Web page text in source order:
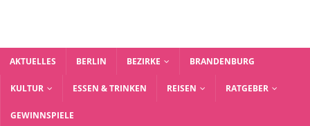
AKTUELLES BERLIN BEZIRKE BRANDENBURG
KULTUR ESSEN & TRINKEN REISEN RATGEBER
GEWINNSPIELE